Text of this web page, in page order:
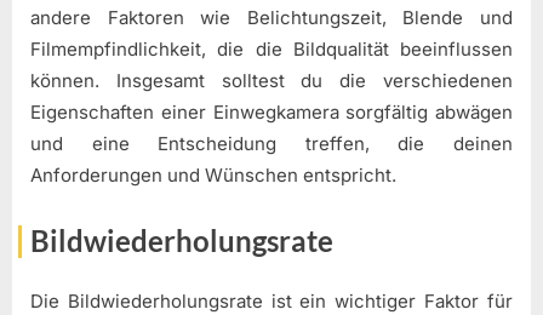
andere Faktoren wie Belichtungszeit, Blende und
Filmempfindlichkeit, die die Bildqualität beeinflussen
können. Insgesamt solltest du die verschiedenen
Eigenschaften einer Einwegkamera sorgfältig abwägen
und eine Entscheidung treffen, die deinen
Anforderungen und Wünschen entspricht.
Bildwiederholungsrate
Die Bildwiederholungsrate ist ein wichtiger Faktor für